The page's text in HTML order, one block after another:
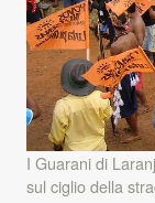
I Guarani di
sul ciglio della